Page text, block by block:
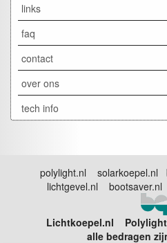
links
faq
contact
over ons
tech info
polylight.nl solarkoepel.nl
lichtgevel.nl bootsaver.nl
Lichtkoepel.nl Polylight
alle bedragen